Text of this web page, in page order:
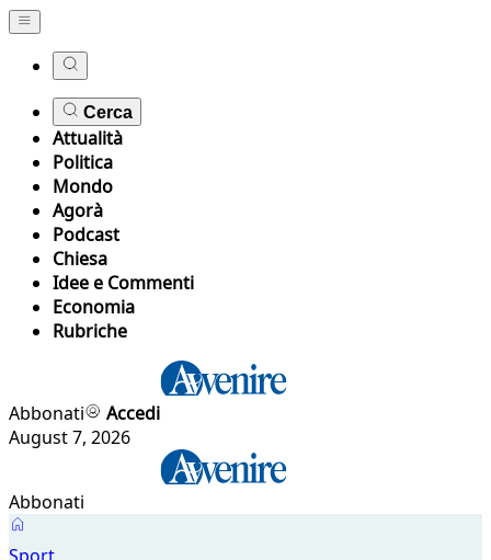
Cerca
Attualità
Politica
Mondo
Agorà
Podcast
Chiesa
Idee e Commenti
Economia
Rubriche
Abbonati
Accedi
August 7, 2026
Abbonati